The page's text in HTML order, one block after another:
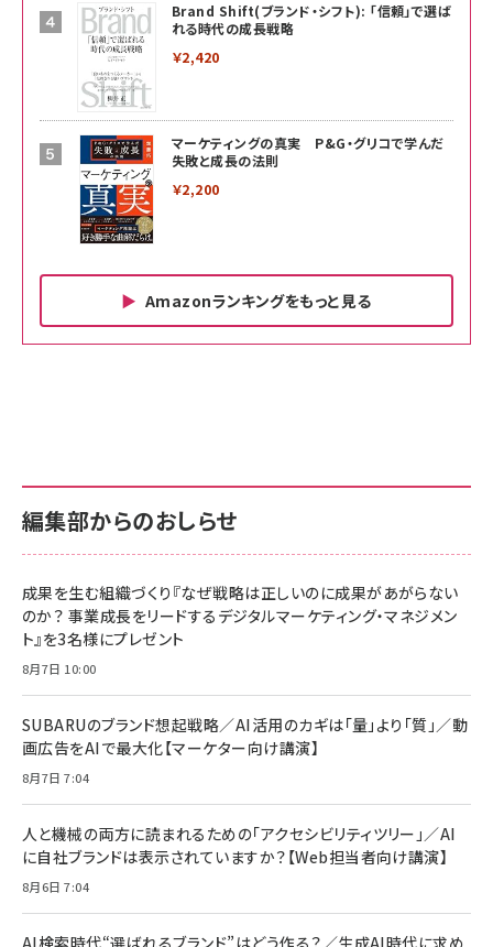
Brand Shift(ブランド・シフト): 「信頼」で選ば
れる時代の成長戦略
￥2,420
マーケティングの真実 P&G・グリコで学んだ
失敗と成長の法則
￥2,200
Amazonランキングをもっと見る
￥880
anan(アンアン)2026/06/24号 No.2500増刊
スペシャルエディション[王道エンタメの矜持／
￥1,100
anan(アンアン)2026/07/08号 No.2502[2026
￥880
ママ投資家が育休中に１億貯めた株式投資
組織の成果を最大化する ルールのデザイン
￥1,980
サポート正規品 メーカー保証5年 KLMEA128G
NIMASO ガラスフィルム iPhone 17 用 保護フィ
すい ガイド枠付き いPhone17 (6.3インチ) 対応
2枚セット DSP25F1698
￥1,599
￥6,980
全ワイヤレスイヤホン/アクティブノイズキャンセリ
技術基準適合】ブラック
￥5,990
ケーブル Anker絡まないケーブル 240W 結束バン
ド付き USB PD対応 シリコン素材採用 iPhone
サポート正規品 メーカー保証5年 KLMEA128G
Amazon eギフトカード - Amazonロゴ - クラ
￥5,000
Anker PowerLine III Flow USB-C & USB-C
Pro/Air 各種対応 (1.8m ミッドナイトブラック)
￥1,890
サッポロ 生ビール 黒ラベル 350ml 缶 24本 ビー
ル ケース買い【6/30応募〆切! 黒ラベルビヤセラー
￥4,857
編集部からのおしらせ
成果を生む組織づくり『なぜ戦略は正しいのに成果があがらない
のか？ 事業成長をリードするデジタルマーケティング・マネジメン
ト』を3名様にプレゼント
8月7日 10:00
SUBARUのブランド想起戦略／AI活用のカギは「量」より「質」／動
画広告をAIで最大化【マーケター向け講演】
8月7日 7:04
人と機械の両方に読まれるための「アクセシビリティツリー」／AI
に自社ブランドは表示されていますか？【Web担当者向け講演】
8月6日 7:04